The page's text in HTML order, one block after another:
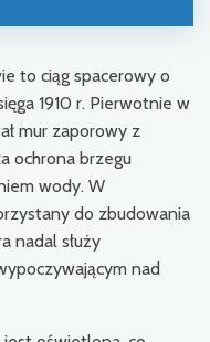
to ciąg spacerowy o
1910 r. Pierwotnie w
mur zaporowy z
ochrona brzegu
wody. W
do zbudowania
nadal służy
nad